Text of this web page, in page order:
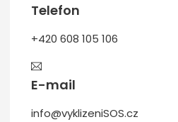
Telefon
+420 608 105 106
E-mail
info@vyklizeniSOS.cz